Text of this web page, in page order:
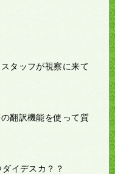
タッフが視察に来て
翻訳機能を使って質
イデスカ？？